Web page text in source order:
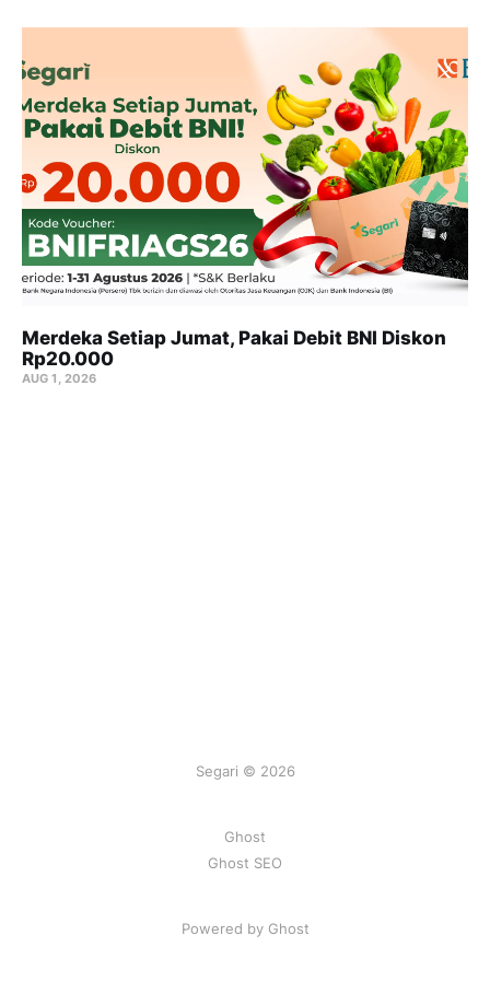
Merdeka Setiap Jumat, Pakai Debit BNI Diskon
Rp20.000
AUG 1, 2026
Segari © 2026
Ghost
Ghost SEO
Powered by Ghost